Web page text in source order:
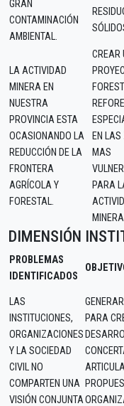
GRAN
CONTAMINACIÓN
AMBIENTAL.
LA ACTIVIDAD
MINERA EN
NUESTRA
PROVINCIA ESTA
OCASIONANDO LA
REDUCCIÓN DE LA
FRONTERA
AGRÍCOLA Y
FORESTAL.
CREAR
EN
MAS
PARA
DIMENSIÓN
PROBLEMAS
IDENTIFICADOS
LAS
INSTITUCIONES,
ORGANIZACIONES
Y LA SOCIEDAD
CIVIL NO
COMPARTEN UNA
VISIÓN CONJUNTA
PARA